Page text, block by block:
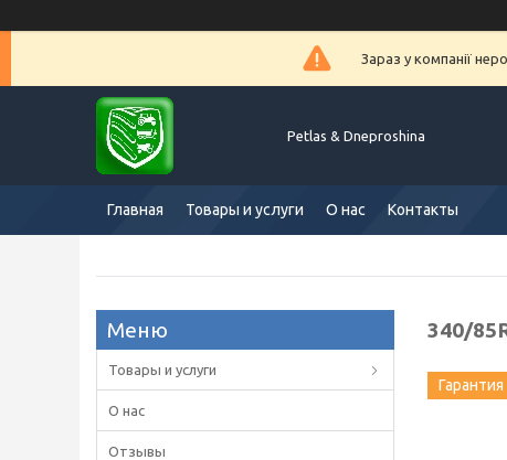
Зараз у компанії
Petlas & Dneproshina
Главная Товары и услуги О нас Контакты
340/
Гарантия
Товары и услуги
О нас
Отзывы